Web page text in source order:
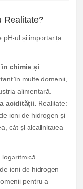
Realitate?
pH-ul și importanța
chimie și
în multe domenii,
alimentară.
acidității. Realitate:
ioni de hidrogen și
cât și alcalinitatea
logaritmică
ioni de hidrogen
pentru a